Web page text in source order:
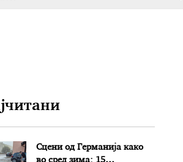
Сцени од Германија како
во сред зима: 15